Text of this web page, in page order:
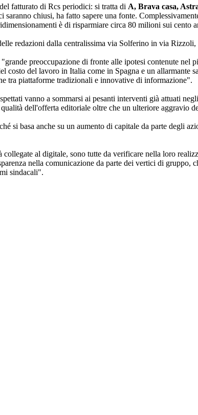
fatturato di Rcs periodici: si tratta di A, Brava casa,
chiusi, ha fatto sapere una fonte.
è di risparmiare circa 80 milioni sui cento
redazioni dalla centralissima via Solferino in via Rizzoli,
preoccupazione di fronte alle ipotesi contenute nel
del lavoro in Italia come in Spagna e un allarmante
tra piattaforme tradizionali e innovative di informazione".
vanno a sommarsi ai pesanti interventi già attuati
dell'offerta editoriale oltre che un ulteriore aggravio
si basa anche su un aumento di capitale da parte degli
al digitale, sono tutte da verificare nella loro
nella comunicazione da parte dei vertici di gruppo,
sindacali".